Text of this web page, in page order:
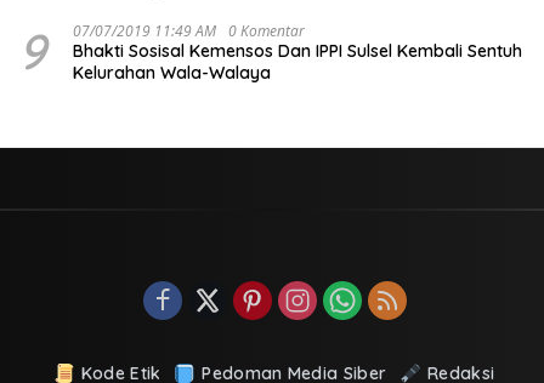
9 07/07/2019 11:49 AM 0 Komentar
Bhakti Sosisal Kemensos Dan IPPI Sulsel Kembali Sentuh
Kelurahan Wala-Walaya
Kode Etik Pedoman Media Siber Redaksi